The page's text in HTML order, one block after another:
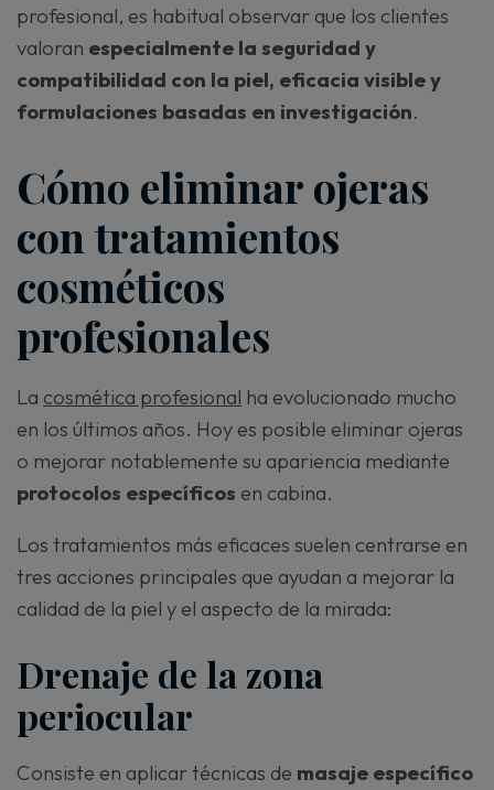
profesional, es habitual observar que los clientes
valoran especialmente la seguridad y
compatibilidad con la piel, eficacia visible y
formulaciones basadas en investigación.
Cómo eliminar ojeras
con tratamientos
cosméticos
profesionales
La cosmética profesional ha evolucionado mucho
en los últimos años. Hoy es posible eliminar ojeras
o mejorar notablemente su apariencia mediante
protocolos específicos en cabina.
Los tratamientos más eficaces suelen centrarse en
tres acciones principales que ayudan a mejorar la
calidad de la piel y el aspecto de la mirada:
Drenaje de la zona
periocular
Consiste en aplicar técnicas de masaje específico